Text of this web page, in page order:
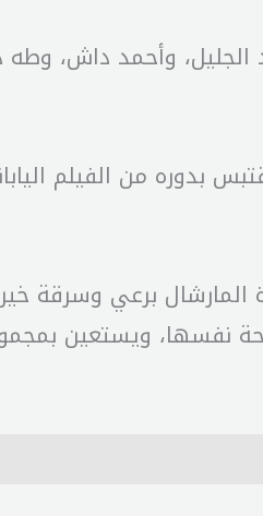
الجليل، وأحمد داش،
مقتبس من الفيلم الأميركي “السبعة الرائعون”، الذي عرض في 1960،
المارشال برعي وسرقة
نفسها، ويستعين